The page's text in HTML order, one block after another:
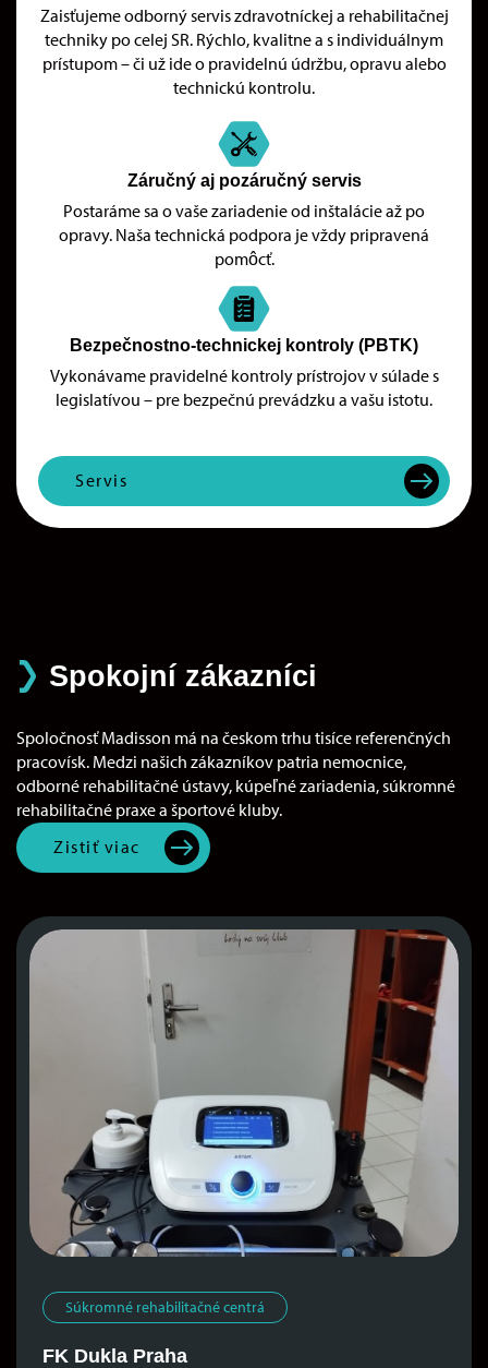
Zaisťujeme odborný servis zdravotníckej a rehabilitačnej
techniky po celej SR. Rýchlo, kvalitne a s individuálnym
prístupom – či už ide o pravidelnú údržbu, opravu alebo
technickú kontrolu.
Záručný aj pozáručný servis
Postaráme sa o vaše zariadenie od inštalácie až po
opravy. Naša technická podpora je vždy pripravená
pomôcť.
Bezpečnostno-technickej kontroly (PBTK)
Vykonávame pravidelné kontroly prístrojov v súlade s
legislatívou – pre bezpečnú prevádzku a vašu istotu.
Servis
Spokojní zákazníci
Spoločnosť Madisson má na českom trhu tisíce referenčných
pracovísk. Medzi našich zákazníkov patria nemocnice,
odborné rehabilitačné ústavy, kúpeľné zariadenia, súkromné
rehabilitačné praxe a športové kluby.
Zistiť viac
Súkromné ​​rehabilitačné centrá
FK Dukla Praha